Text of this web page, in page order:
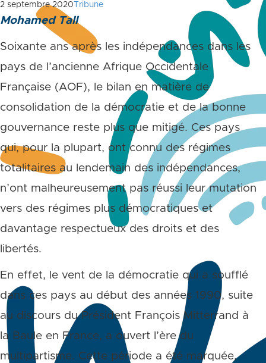
2 septembre 2020 Tribune
Mohamed Tall
Soixante ans après les indépendances dans les
pays de l’ancienne Afrique Occidentale
Française (AOF), le bilan en matière de
consolidation de la démocratie et de la bonne
gouvernance reste plus que mitigé. Ces pays
qui, pour la plupart, ont connu des régimes
totalitaires au lendemain des indépendances,
n’ont malheureusement pas réussi leur mutation
vers des régimes plus démocratiques et
davantage respectueux des droits et des
libertés.
En effet, le vent de la démocratie qui a soufflé
dans ces pays au début des années 1990, suite
au discours du Président François Mitterrand à
la Baule en France, a ouvert l’ère du
multipartisme. Cette période a été marquée,